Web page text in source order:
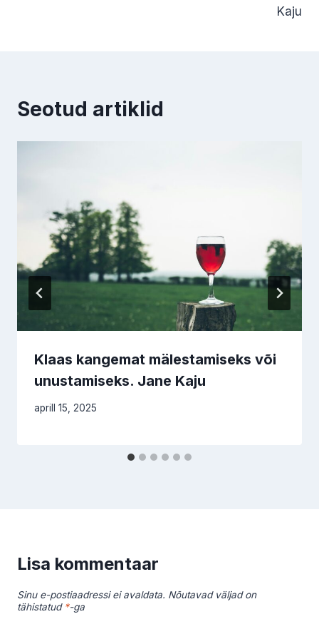
Kaju
Seotud artiklid
Klaas kangemat mälestamiseks või
unustamiseks. Jane Kaju
aprill 15, 2025
Lisa kommentaar
Sinu e-postiaadressi ei avaldata. Nõutavad väljad on
tähistatud *-ga